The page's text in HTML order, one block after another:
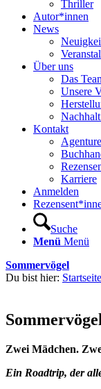
Thriller
Autor*innen
News
Über uns
Das
Unsere
Kontakt
Karriere
Anmelden
Suche
Menü Menü
Sommervögel
Du bist hier: Startseite
Sommervögel
Zwei Mädchen.
Ein Roadtrip, der